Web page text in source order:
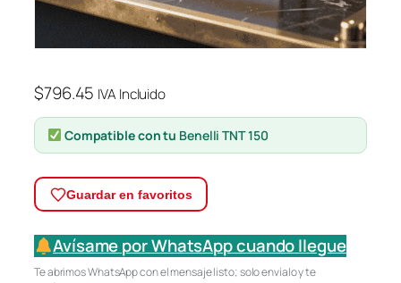
$796.45 IVA Incluido
Compatible con tu Benelli TNT 150
Guardar en favoritos
Avísame por WhatsApp cuando llegue
Te abrimos WhatsApp con el mensaje listo; solo envíalo y te